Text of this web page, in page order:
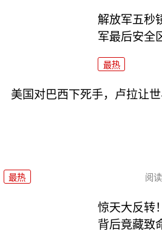
解放军五秒
军最后安全
最热
美国对巴西下死手，卢拉让
最热 阅读
惊天大反转
背后竟藏致